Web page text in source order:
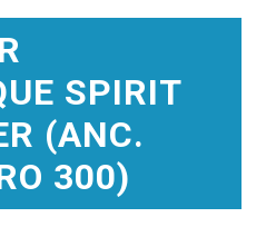
SPIRIT
(ANC.
300)